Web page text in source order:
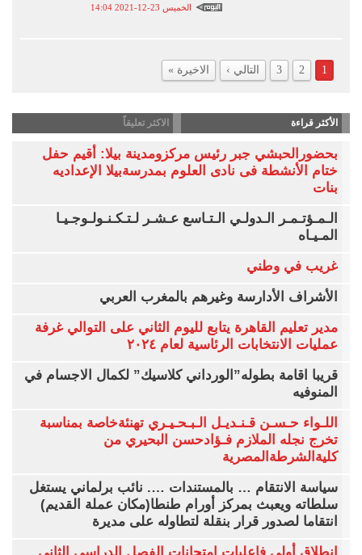
الخميس 23-12-2021 14:04
1
2
3 التالي › الاخيرة »
الأكثر قراءة الاكثر تعليقاً
بحضورالحبشي جبر رئيس مركزومدينة بيلا: أقيم حفل
ختام الأنشطة فى نادى العلوم بمدرسةبيلا الإعداديه
بنات
الـمـؤتـمـر الـدولـي الـتـاسع عـشـر لـتـكـنـولـوجـيـا
المـيـاه
غريب في وطني
الأشراف الأدارسة وغيرهم بالمغرب العربي
مدير تعليم القاهرة يتابع لليوم الثاني على التوالي غرفة
عمليات الانتخابات الرئاسية لعام ٢٠٢٤
قريبا اقامة بطوله”الورداني كلاسيك” لكمال الاجسام في
المنوفيه
اللـواء حـسـن قـنـديـل الـبـحـيـري تهنئةخاصة بمناسبة
تخرج نجله الملازم فـؤادحسن البحيري من
كليةالشرطةالمصرية
سياسة الانتقام … بالمستندات …. نائب برلماني يستغل
سلطاته ويعبث بمركز أورام طنطا(مكان عملة القديم)
انتقاما لصدور قرار بنقلة لتطاوله على مديرة